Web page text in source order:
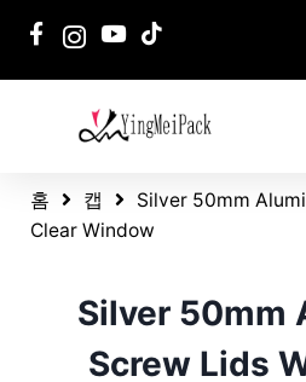
홈 캡
Silver 50mm
Clear Window
Silver 50mm
Screw Lids